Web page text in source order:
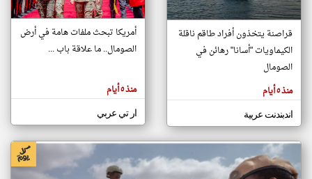
تغيير الدولة
اخبار الصومال على مدار الساعة
أهم اخبار الصومال العاجلة والمباشرة
المقالات
هنا عن
وجهة
كاتبيها.
قراصنة يتخذون أفراد طاقم ناقلة
الكيماويات "أسانا" رهائن في
الصومال
منذ ٥ أيام
اندبندنت عربية
أمريكا تبحث ملفات هامة في أرض
الصومال.. ما علاقة باب ...
منذ ٥ أيام
ار تي عربي
klyoum.com